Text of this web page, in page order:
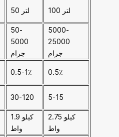
50 لتر 100 لتر
50-
5000
جرام
5000-
25000
جرام
0.5-1٪ 0.5٪
30-120 5-15
1.9 كيلو
واط
2.75 كيلو
واط